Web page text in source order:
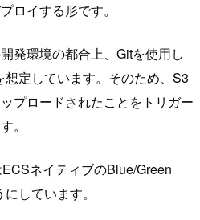
ロイする形です。
発環境の都合上、Gitを使用し
定しています。そのため、S3
プロードされたことをトリガー
。
ネイティブのBlue/Green
しています。